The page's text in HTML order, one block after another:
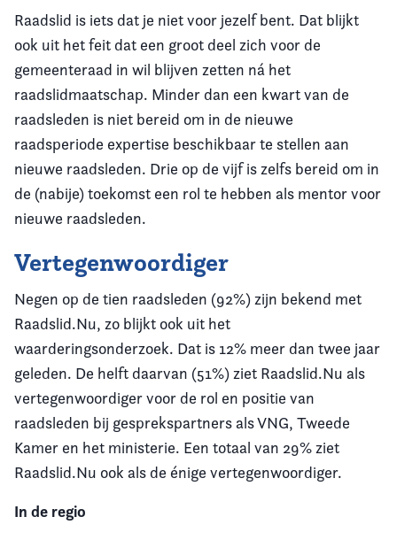
Raadslid is iets dat je niet voor jezelf bent. Dat blijkt
ook uit het feit dat een groot deel zich voor de
gemeenteraad in wil blijven zetten ná het
raadslidmaatschap. Minder dan een kwart van de
raadsleden is niet bereid om in de nieuwe
raadsperiode expertise beschikbaar te stellen aan
nieuwe raadsleden. Drie op de vijf is zelfs bereid om in
de (nabije) toekomst een rol te hebben als mentor voor
nieuwe raadsleden.
Vertegenwoordiger
Negen op de tien raadsleden (92%) zijn bekend met
Raadslid.Nu, zo blijkt ook uit het
waarderingsonderzoek. Dat is 12% meer dan twee jaar
geleden. De helft daarvan (51%) ziet Raadslid.Nu als
vertegenwoordiger voor de rol en positie van
raadsleden bij gesprekspartners als VNG, Tweede
Kamer en het ministerie. Een totaal van 29% ziet
Raadslid.Nu ook als de énige vertegenwoordiger.
In de regio